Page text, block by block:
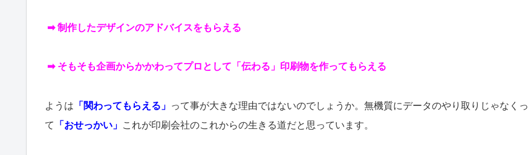
➡ 制作したデザインのアドバイスをもらえる
➡ そもそも企画からかかわってプロとして「伝わる」印刷物を作ってもらえる
ようは 「関わってもらえる」 って事が大きな理由ではないのでしょうか。無機質にデータのやり取りじゃなくっ
て
「おせっかい」 これが印刷会社のこれからの生きる道だと思っています。